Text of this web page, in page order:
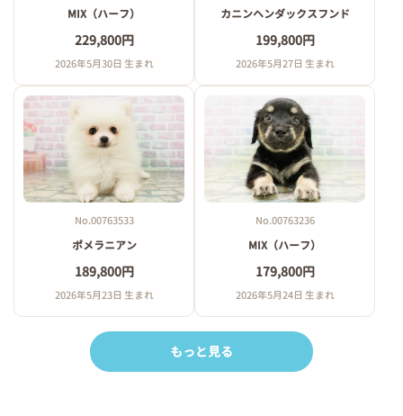
MIX（ハーフ）
229,800円
2026年5月30日 生まれ
カニンヘンダックスフンド
199,800円
2026年5月27日 生まれ
No.00763533
ポメラニアン
189,800円
2026年5月23日 生まれ
No.00763236
MIX（ハーフ）
179,800円
2026年5月24日 生まれ
もっと見る